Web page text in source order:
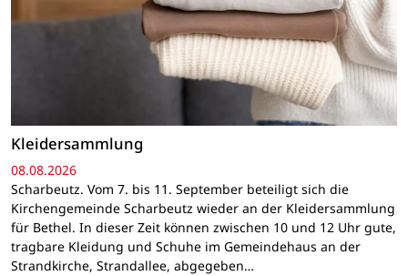
Kleidersammlung
08.08.2026
Scharbeutz. Vom 7. bis 11. September beteiligt sich die
Kirchengemeinde Scharbeutz wieder an der Kleidersammlung
für Bethel. In dieser Zeit können zwischen 10 und 12 Uhr gute,
tragbare Kleidung und Schuhe im Gemeindehaus an der
Strandkirche, Strandallee, abgegeben…